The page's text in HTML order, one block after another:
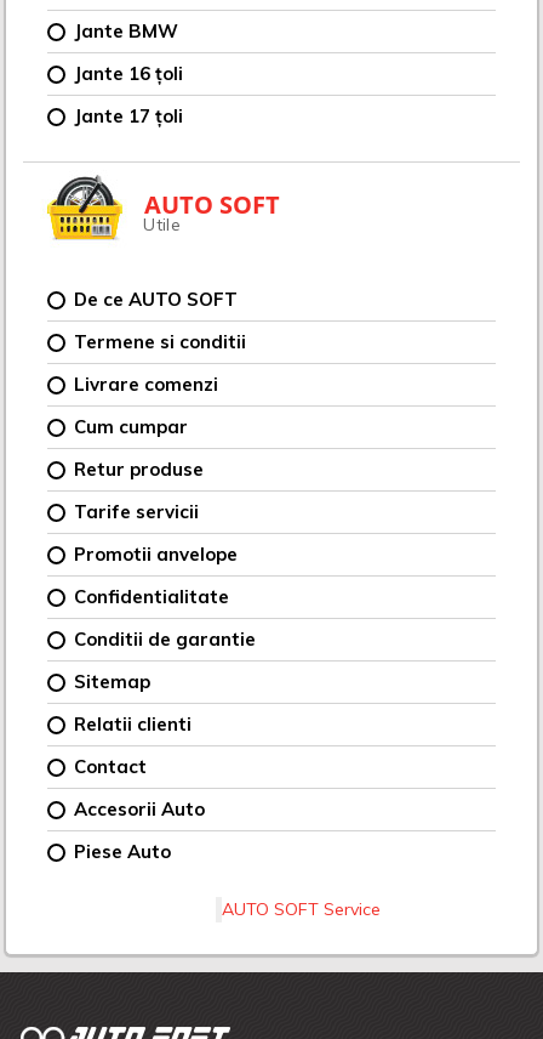
Jante BMW
Jante 16 țoli
Jante 17 țoli
AUTO SOFT
Utile
De ce AUTO SOFT
Termene si conditii
Livrare comenzi
Cum cumpar
Retur produse
Tarife servicii
Promotii anvelope
Confidentialitate
Conditii de garantie
Sitemap
Relatii clienti
Contact
Accesorii Auto
Piese Auto
AUTO SOFT Service